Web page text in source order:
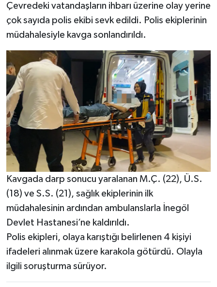
Çevredeki vatandaşların ihbarı üzerine olay yerine
çok sayıda polis ekibi sevk edildi. Polis ekiplerinin
müdahalesiyle kavga sonlandırıldı.
Kavgada darp sonucu yaralanan M.Ç. (22), Ü.S.
(18) ve S.S. (21), sağlık ekiplerinin ilk
müdahalesinin ardından ambulanslarla İnegöl
Devlet Hastanesi’ne kaldırıldı.
Polis ekipleri, olaya karıştığı belirlenen 4 kişiyi
ifadeleri alınmak üzere karakola götürdü. Olayla
ilgili soruşturma sürüyor.